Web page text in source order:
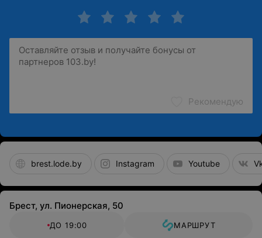
Рекомендую
brest.lode.by Instagram Youtube
Брест, ул. Пионерская, 50
ДО 19:00 МАРШРУТ